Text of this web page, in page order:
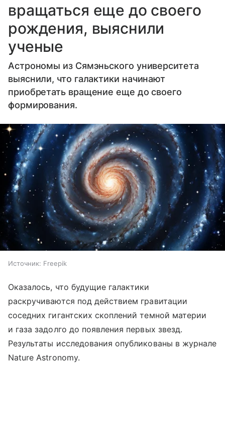
вращаться еще до своего
рождения, выяснили
ученые
Астрономы из Сямэньского университета
выяснили, что галактики начинают
приобретать вращение еще до своего
формирования.
Источник: Freepik
Оказалось, что будущие галактики
раскручиваются под действием гравитации
соседних гигантских скоплений темной материи
и газа задолго до появления первых звезд.
Результаты исследования опубликованы в журнале
Nature Astronomy.